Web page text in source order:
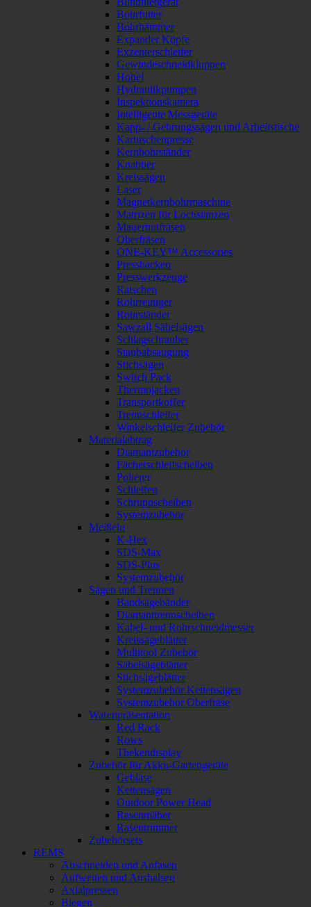
Bohrfutter
Bohrhämmer
Expander Köpfe
Exzenterschleifer
Gewindeschneidkluppen
Hobel
Hydraulikpumpen
Inspektionskamera
Intelligente Messgeräte
Kapp- / Gehrungssägen und Arbeitstische
Kartuschenpresse
Kernbohrständer
Knabber
Kreissägen
Laser
Magnetkernbohrmaschine
Matrizen für Lochstanzen
Mauernutfräsen
Oberfräsen
ONE-KEY™ Accessories
Pressbacken
Presswerkzeuge
Ratschen
Rohrreiniger
Rohrständer
Sawzall Säbelsägen
Schlagschrauber
Staubabsaugung
Stichsägen
Switch Pack
Thermojacken
Transportkoffer
Trennschleifer
Winkelschleifer Zubehör
Materialabtrag
Diamantzubehör
Fächerschleifscheiben
Polierer
Schleifen
Schruppscheiben
Systemzubehör
Meißeln
K-Hex
SDS-Max
SDS-Plus
Systemzubehör
Sägen und Trennen
Bandsägebänder
Diamanttrennscheiben
Kabel- und Rohrschneidmesser
Kreissägeblätter
Multitool Zubehör
Säbelsägeblätter
Stichsägeblätter
Systemzubehör Kettensägen
Systemzubehör Oberfräse
Warenpräsentation
Red Rack
Rows
Thekendisplay
Zubehör für Akku-Gartengeräte
Gebläse
Kettensägen
Outdoor Power Head
Rasenmäher
Rasentrimmer
Zubehörsets
REMS
Abschneiden und Anfasen
Aufweiten und Aushalsen
Axialpressen
Biegen